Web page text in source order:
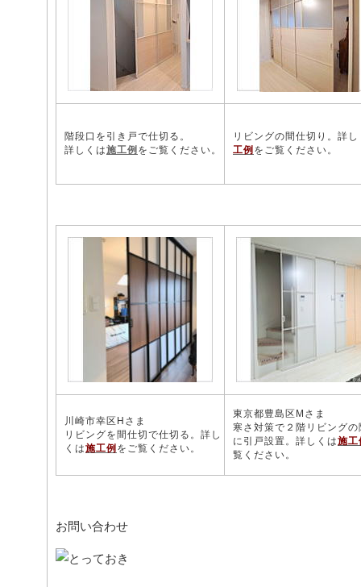
階段口を引き戸で仕切る。
詳しくは施工例 をご覧ください。
リビングの間仕切り。詳し
工例 をご覧ください。
川崎市幸区Hさま
リビングを間仕切で仕切る。詳し
くは施工例 をご覧ください。
東京都豊島区Mさま
寒さ対策で２階リビングの
に引戸設置。詳しくは施工
覧ください。
お問い合わせ